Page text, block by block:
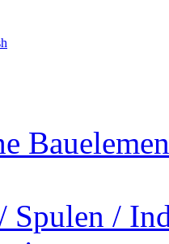
Spulen /